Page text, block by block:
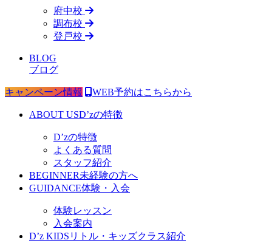
府中校
調布校
登戸校
BLOG
ブログ
キャンペーン情報 WEB予約はこちらから
ABOUT USD’zの特徴
D’zの特徴
よくある質問
スタッフ紹介
BEGINNER未経験の方へ
GUIDANCE体験・入会
体験レッスン
入会案内
D’z KIDS リトル・キッズクラス紹介